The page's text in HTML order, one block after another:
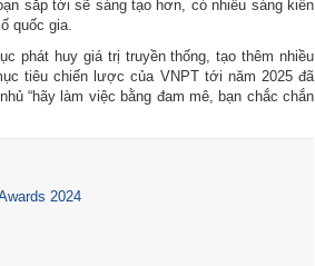
sắp tới sẽ sáng tạo hơn, có nhiều sáng kiến
quốc gia.
phát huy giá trị truyền thống, tạo thêm nhiều
tiêu chiến lược của VNPT tới năm 2025 đã
“hãy làm việc bằng đam mê, bạn chắc chắn
2024